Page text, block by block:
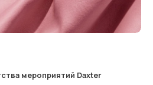
мероприятий Daxter